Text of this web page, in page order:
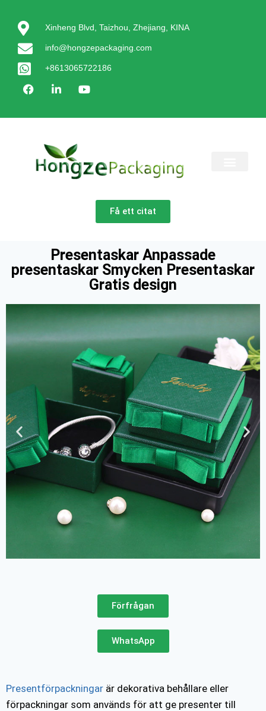
Xinheng Blvd, Taizhou, Zhejiang, KINA
info@hongzepackaging.com
+8613065722186
Få ett citat
Presentaskar Anpassade
presentaskar Smycken Presentaskar
Gratis design
Förfrågan
WhatsApp
Presentförpackningar är dekorativa behållare eller
förpackningar som används för att ge presenter till